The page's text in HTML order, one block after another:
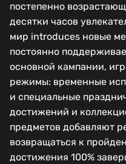
постепенно
десятки часов
мир introduces новые
постоянно
основной кампании,
режимы: временные
и специальные
достижений и
предметов добавляют
возвращаться к
достижения 100%